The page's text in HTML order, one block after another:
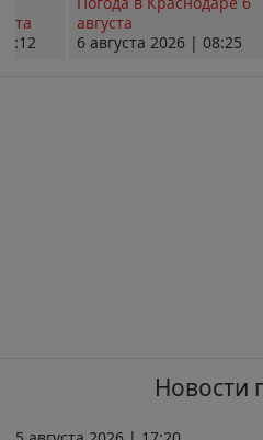
августа
6 августа 2026 | 08:25
Новости